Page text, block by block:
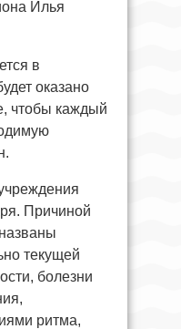
Илья
в
оказано
чтобы каждый
Причиной
текущей
болезни
ритма,